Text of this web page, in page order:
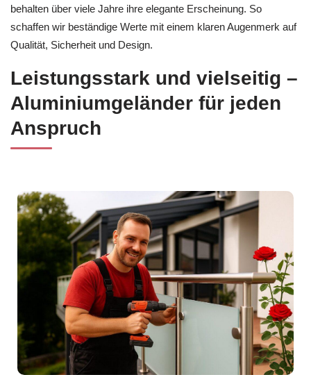
behalten über viele Jahre ihre elegante Erscheinung. So
schaffen wir beständige Werte mit einem klaren Augenmerk auf
Qualität, Sicherheit und Design.
Leistungsstark und vielseitig –
Aluminiumgeländer für jeden
Anspruch